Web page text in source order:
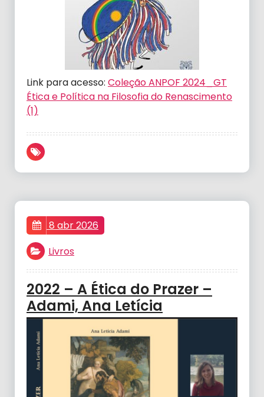
Link para acesso: Coleção ANPOF 2024_GT
Ética e Política na Filosofia do Renascimento
(1)
8 abr 2026
Livros
2022 – A Ética do Prazer –
Adami, Ana Letícia